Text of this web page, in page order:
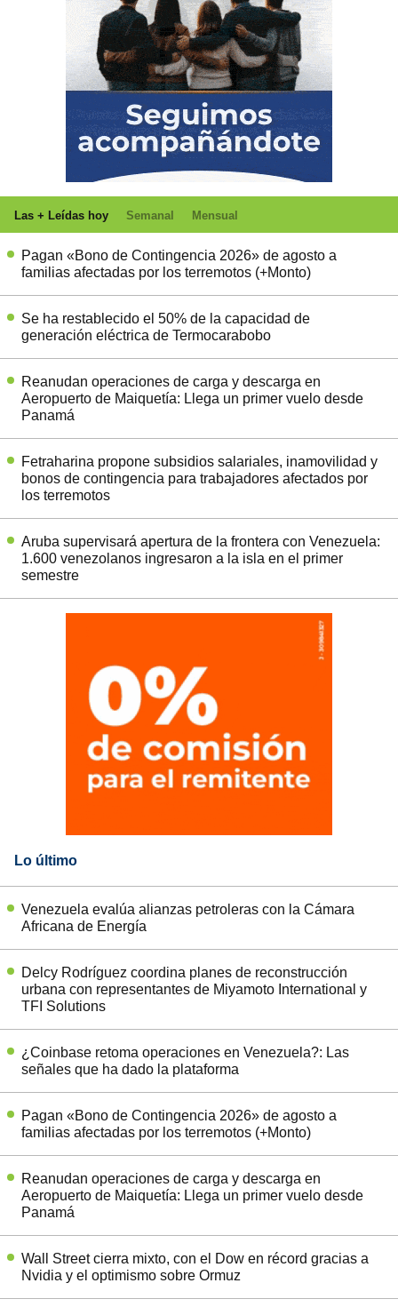
Las + Leídas hoy Semanal Mensual
Pagan «Bono de Contingencia 2026» de agosto a
familias afectadas por los terremotos (+Monto)
Se ha restablecido el 50% de la capacidad de
generación eléctrica de Termocarabobo
Reanudan operaciones de carga y descarga en
Aeropuerto de Maiquetía: Llega un primer vuelo desde
Panamá
Fetraharina propone subsidios salariales, inamovilidad y
bonos de contingencia para trabajadores afectados por
los terremotos
Aruba supervisará apertura de la frontera con Venezuela:
1.600 venezolanos ingresaron a la isla en el primer
semestre
Lo último
Venezuela evalúa alianzas petroleras con la Cámara
Africana de Energía
Delcy Rodríguez coordina planes de reconstrucción
urbana con representantes de Miyamoto International y
TFI Solutions
¿Coinbase retoma operaciones en Venezuela?: Las
señales que ha dado la plataforma
Pagan «Bono de Contingencia 2026» de agosto a
familias afectadas por los terremotos (+Monto)
Reanudan operaciones de carga y descarga en
Aeropuerto de Maiquetía: Llega un primer vuelo desde
Panamá
Wall Street cierra mixto, con el Dow en récord gracias a
Nvidia y el optimismo sobre Ormuz